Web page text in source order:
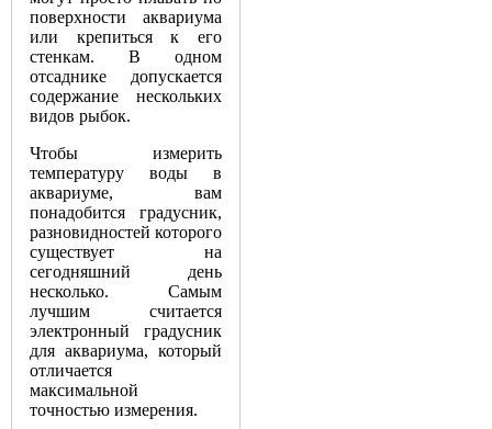
поверхности аквариума
или крепиться к его
стенкам. В одном
отсаднике допускается
содержание нескольких
видов рыбок.
Чтобы измерить
температуру воды в
аквариуме, вам
понадобится градусник,
разновидностей которого
существует на
сегодняшний день
несколько. Самым
лучшим считается
электронный градусник
для аквариума, который
отличается
максимальной
точностью измерения.